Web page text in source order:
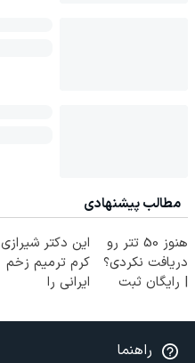
مطالب پیشنهادی
هنوز 50 تتر رو
دریافت نکردی؟
| رایگان ثبت
شروع کن!
این دکتر شیرازی
کرم ترمیم زخم
ایرانی را
راهنما